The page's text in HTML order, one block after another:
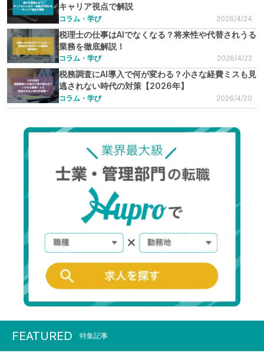
キャリア視点で解説
コラム・学び 2026/4/24
税理士の仕事はAIでなくなる？将来性や代替されうる
業務を徹底解説！
コラム・学び 2026/4/22
税務調査にAI導入で何が変わる？小さな経費ミスも見
逃されない時代の対策【2026年】
コラム・学び 2026/4/20
FEATURED 特集記事